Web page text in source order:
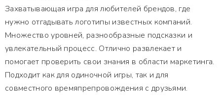
Захватывающая игра для любителей брендов, где
нужно отгадывать логотипы известных компаний.
Множество уровней, разнообразные подсказки и
увлекательный процесс. Отлично развлекает и
помогает проверить свои знания в области маркетинга.
Подходит как для одиночной игры, так и для
совместного времяпрепровождения с друзьями.